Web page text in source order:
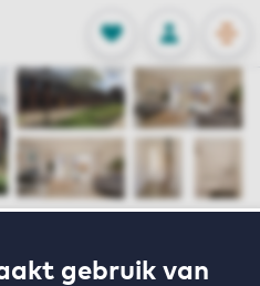
gebruik van
FAVORIETEN
Opgeslagen
INLOGGEN